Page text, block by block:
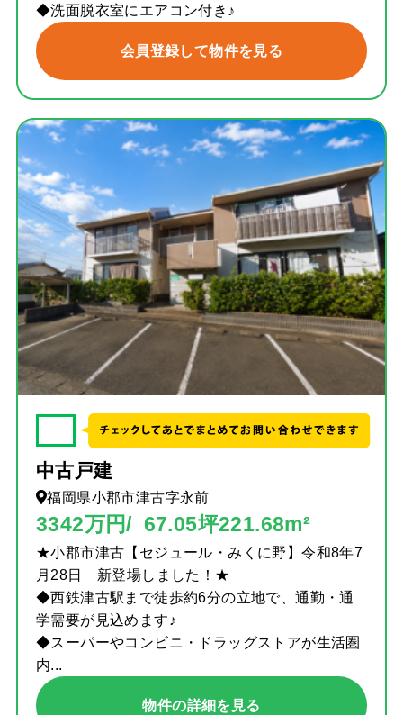
◆洗面脱衣室にエアコン付き♪
会員登録して物件を見る
中古戸建
福岡県小郡市津古字永前
3342万円/ 67.05坪221.68m²
★小郡市津古【セジュール・みくに野】令和8年7
月28日 新登場しました！★
◆西鉄津古駅まで徒歩約6分の立地で、通勤・通
学需要が見込めます♪
◆スーパーやコンビニ・ドラッグストアが生活圏
内...
物件の詳細を見る